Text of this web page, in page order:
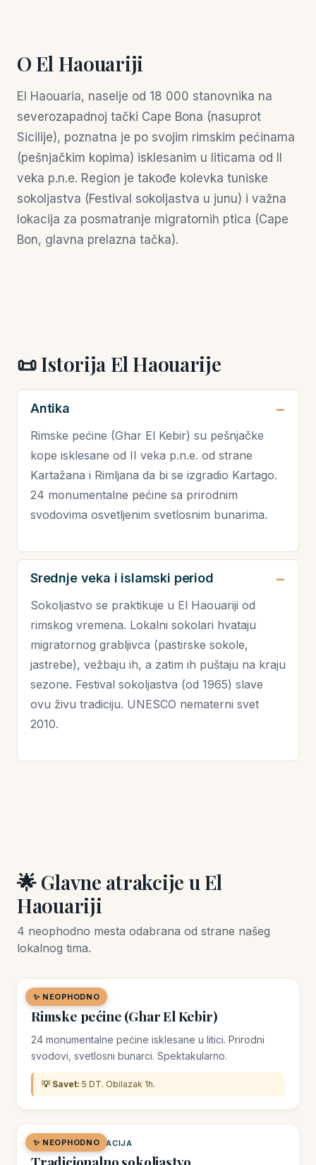
O El Haouariji
El Haouaria, naselje od 18 000 stanovnika na
severozapadnoj tački Cape Bona (nasuprot
Sicilije), poznatna je po svojim rimskim pećinama
(pešnjačkim kopima) isklesanim u liticama od II
veka p.n.e. Region je takođe kolevka tuniske
sokoljastva (Festival sokoljastva u junu) i važna
lokacija za posmatranje migratornih ptica (Cape
Bon, glavna prelazna tačka).
📜 Istorija El Haouarije
Antika
Rimske pećine (Ghar El Kebir) su pešnjačke
kope isklesane od II veka p.n.e. od strane
Kartažana i Rimljana da bi se izgradio Kartago.
24 monumentalne pećine sa prirodnim
svodovima osvetljenim svetlosnim bunarima.
Srednje veka i islamski period
Sokoljastvo se praktikuje u El Haouariji od
rimskog vremena. Lokalni sokolari hvataju
migratornog grabljivca (pastirske sokole,
jastrebe), vežbaju ih, a zatim ih puštaju na kraju
sezone. Festival sokoljastva (od 1965) slave
ovu živu tradiciju. UNESCO nematerni svet
2010.
🌟 Glavne atrakcije u El
Haouariji
4 neophodno mesta odabrana od strane našeg
lokalnog tima.
✨ NEOPHODNO
🏛️ SPOMENIK
Rimske pećine (Ghar El Kebir)
24 monumentalne pećine isklesane u litici. Prirodni
svodovi, svetlosni bunarci. Spektakularno.
💡 Savet: 5 DT. Obilazak 1h.
✨ NEOPHODNO
🌿 PRIRODNA LOKACIJA